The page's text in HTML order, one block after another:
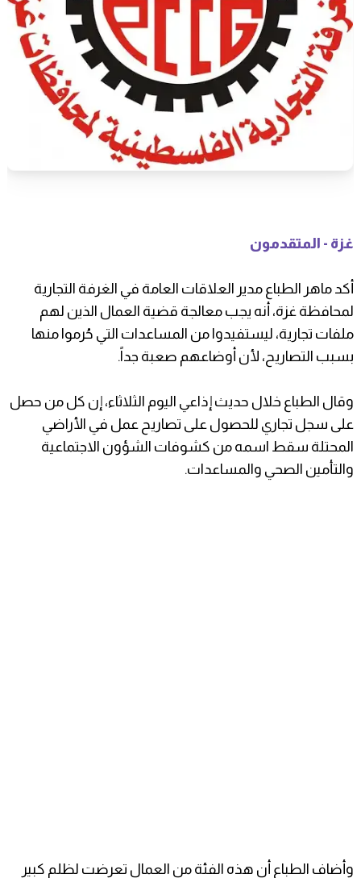
غزة - المتقدمون
أكد ماهر الطباع مدير العلاقات العامة في الغرفة التجارية
لمحافظة غزة، أنه يجب معالجة قضية العمال الذين لهم
ملفات تجارية، ليستفيدوا من المساعدات التي حُرموا منها
بسبب التصاريح، لأن أوضاعهم صعبة جداً.
وقال الطباع خلال حديث إذاعي اليوم الثلاثاء، إن كل من حصل
على سجل تجاري للحصول على تصاريح عمل في الأراضي
المحتلة سقط اسمه من كشوفات الشؤون الاجتماعية
والتأمين الصحي والمساعدات.
وأضاف الطباع أن هذه الفئة من العمال تعرضت لظلم كبير